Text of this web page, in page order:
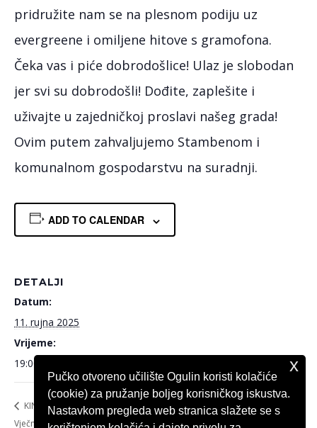
pridružite nam se na plesnom podiju uz
evergreene i omiljene hitove s gramofona.
Čeka vas i piće dobrodošlice! Ulaz je slobodan
jer svi su dobrodošli! Dođite, zaplešite i
uživajte u zajedničkoj proslavi našeg grada!
Ovim putem zahvaljujemo Stambenom i
komunalnom gospodarstvu na suradnji.
ADD TO CALENDAR
DETALJI
Datum:
11. rujna 2025
Vrijeme:
19:00
KINO OGULIN Drakula:
Vječna ljubav
KONCERT HPD Ogulin povodom Dana
Grada Ogulina
Pučko otvoreno učilište Ogulin koristi kolačiće
(cookie) za pružanje boljeg korisničkog iskustva.
Nastavkom pregleda web stranica slažete se s
x